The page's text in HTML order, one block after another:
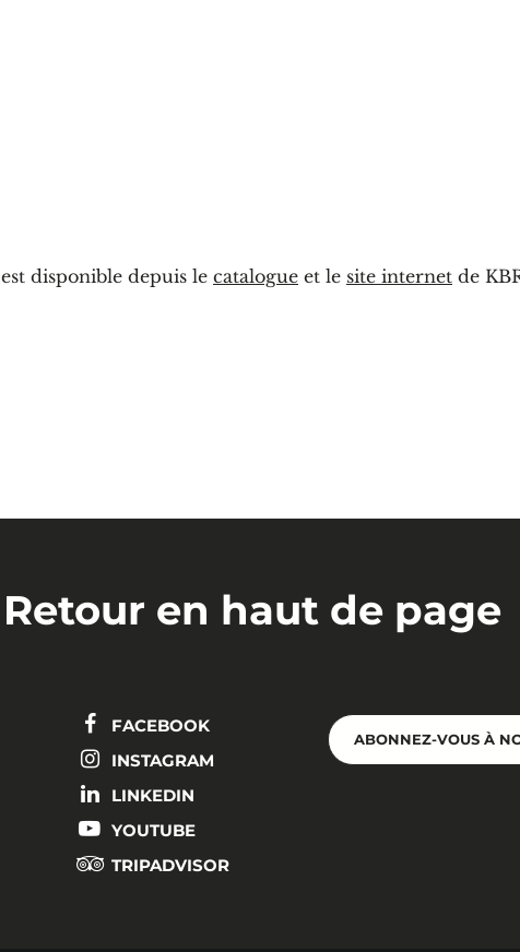
est disponible depuis le catalogue et le site internet de
Retour en haut de page
FACEBOOK
INSTAGRAM
LINKEDIN
YOUTUBE
TRIPADVISOR
ABONNEZ-VOUS À